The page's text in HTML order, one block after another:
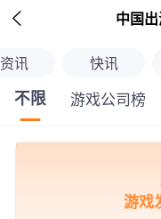
 中国
资讯 快讯
不限 游戏公司榜
游戏